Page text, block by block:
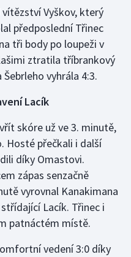
Vyškov, který
předposlední Třinec
tři body po loupeži v
ztratila tříbrankový
vyhrála 4:3.
Lacík
skóre už ve 3. minutě,
Hosté přečkali i další
díky Omastovi.
zápas senzačně
vyrovnal Kanakimana
Lacík. Třinec i
patnáctém místě.
vedení 3:0 díky